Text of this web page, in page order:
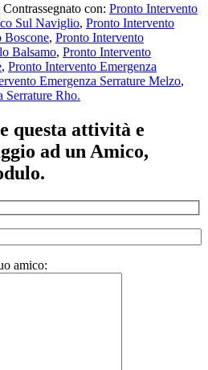
Contrassegnato con: Pronto Intervento
Sul Naviglio, Pronto Intervento
Boscone, Pronto Intervento
Balsamo, Pronto Intervento
, Pronto Intervento Emergenza
Emergenza Serrature Melzo,
Serrature Rho.
questa attività e
ad un Amico,
amico: